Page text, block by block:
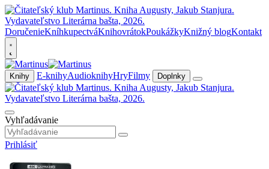
DoručenieKníhkupectváKnihovrátokPoukážkyKnižný blogKontakt
Knihy E-knihyAudioknihyHryFilmy Doplnky
Vyhľadávanie
Prihlásiť